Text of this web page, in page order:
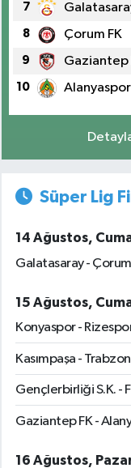
7
8 Çorum FK
9 Gaziantep
10 Alanyaspor
Süper Lig
14 Ağustos,
Galatasaray - Çorum
15 Ağustos,
Konyaspor -
Kasımpaşa -
Gençlerbirliği S.K. -
Gaziantep FK -
16 Ağustos,